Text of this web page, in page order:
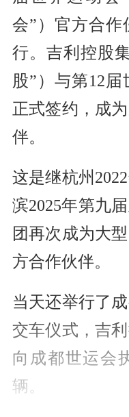
会”）官方合
行。吉利控股
股”）与第12
正式签约，成
伴。
这是继杭州
滨2025年第九
团再次成为大
方合作伙伴。
当天还举行了
交车仪式，吉
向成都世运会
辆。